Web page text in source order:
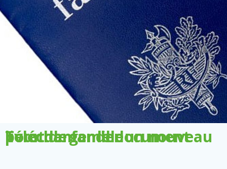
Télécharger le document pour demander un nouveau livret de famille